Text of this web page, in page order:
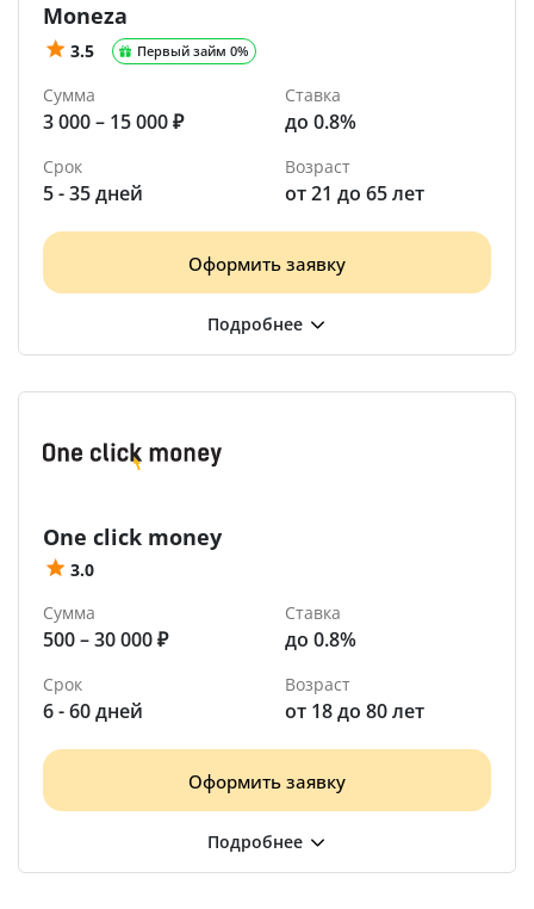
Moneza
3.5 Первый займ 0%
Сумма
3 000 – 15 000 ₽
Ставка
до 0.8%
Срок
5 - 35 дней
Возраст
от 21 до 65 лет
Оформить заявку
One click money
3.0
Сумма
500 – 30 000 ₽
Ставка
до 0.8%
Срок
6 - 60 дней
Возраст
от 18 до 80 лет
Оформить заявку